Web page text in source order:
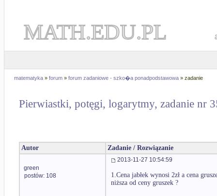
MATH.EDU.PL
matematyka » forum » forum zadaniowe - szko�a ponadpodstawowa » zadanie
Pierwiastki, potęgi, logarytmy, zadanie nr
Autor Zadanie / Rozwiązanie
green
postów: 108
2013-11-27 10:54:59
1.Cena jabłek wynosi 2zł a cena
niższa od ceny gruszek ?